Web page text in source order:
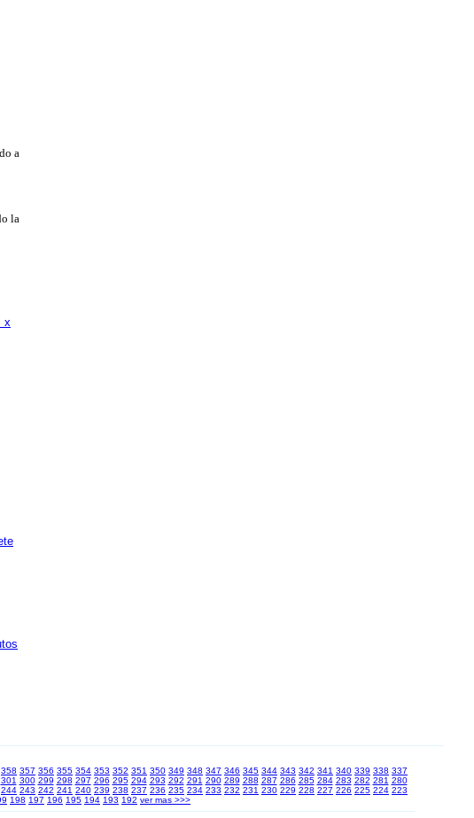
a
la
x
358 357 356 355 354 353 352 351 350 349 348 347 346 345 344 343 342 341 340 339 338 337
301 300 299 298 297 296 295 294 293 292 291 290 289 288 287 286 285 284 283 282 281 280
244 243 242 241 240 239 238 237 236 235 234 233 232 231 230 229 228 227 226 225 224 223
198 197 196 195 194 193 192 ver mas >>>